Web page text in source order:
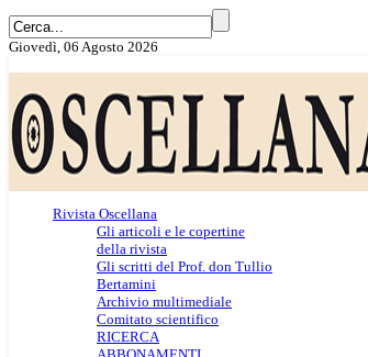
Giovedì, 06 Agosto 2026
Rivista Oscellana
Gli articoli e le copertine
della rivista
Gli scritti del Prof. don Tullio
Bertamini
Archivio multimediale
Comitato scientifico
RICERCA